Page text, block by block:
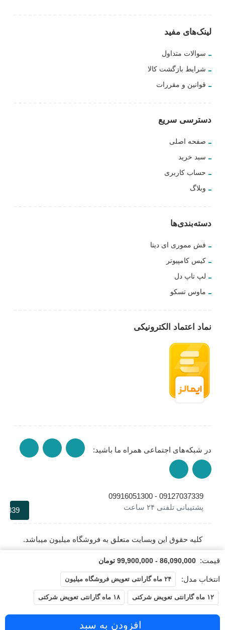
قیمت: 86,090,000 - 99,900,000 تومان
انتخاب مدل: ۲۴ ماه گارانتی تعویض فروشگاه میلیون
۱۲ ماه گارانتی تعویض شرکتی ۱۸ ماه گارانتی تعویض شرکتی
افزودن به سبد
لینک‌های مفید
سوالات متداول
شرایط بازگشت کالا
قوانین و مقررات
دسترسی سریع
صفحه اصلی
سبد خرید
حساب کاربری
وبلاگ
دسته‌بندی‌ها
فش مموری ای دیتا
کیس کامپیوتر
لپ تاپ دل
ماوس تسکو
نماد اعتماد الکترونیکی
در شبکه‌های اجتماعی همراه ما باشید:
09127037339 - 09916051300
پشتیبانی تلفنی ۲۴ ساعت
کلیه حقوق این وبسایت متعلق به فروشگاه میلیون میباشد.